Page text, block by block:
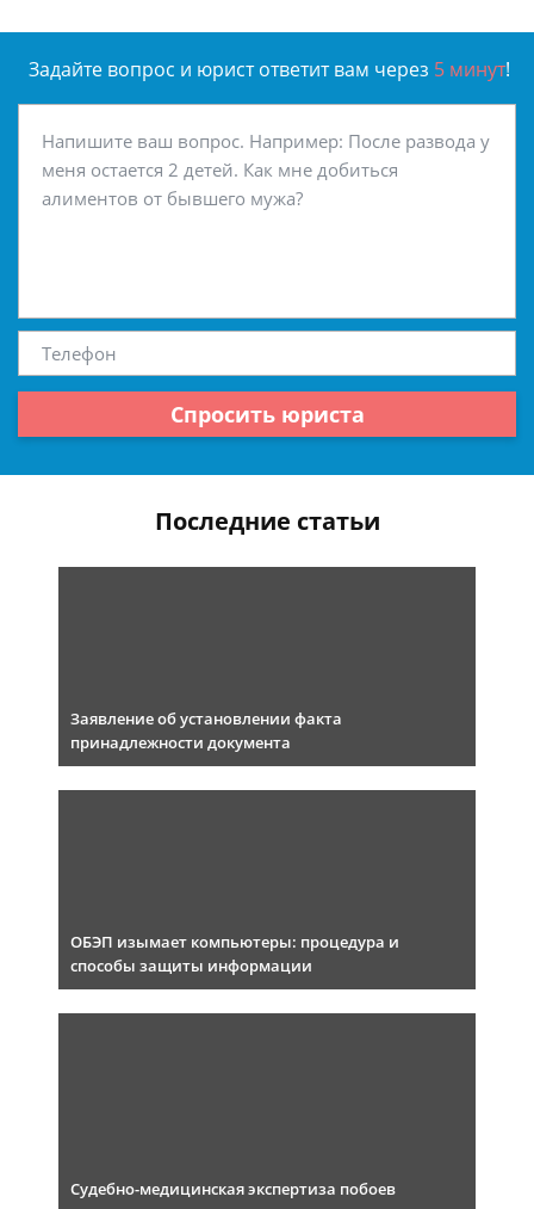
Задайте вопрос и юрист ответит вам через 5 минут!
Спросить юриста
Последние статьи
Заявление об установлении факта
принадлежности документа
ОБЭП изымает компьютеры: процедура и
способы защиты информации
Судебно-медицинская экспертиза побоев